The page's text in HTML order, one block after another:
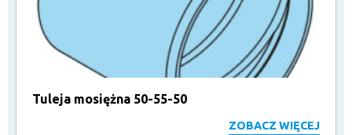
Tuleja mosiężna 50-55-50
ZOBACZ WIĘCEJ